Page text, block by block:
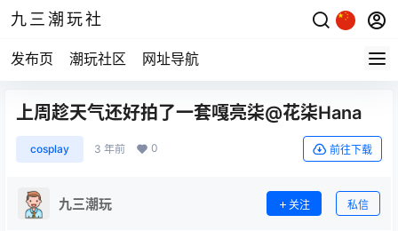
九三潮玩社
发布页 潮玩社区 网址导航
上周趁天气还好拍了一套嘎亮柒@花柒Hana
cosplay 3 年前 0 前往下载
九三潮玩 关注 私信